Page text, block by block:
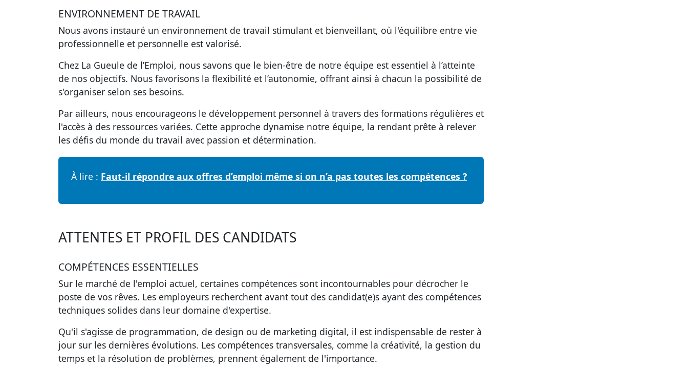
ENVIRONNEMENT DE TRAVAIL
Nous avons instauré un environnement de travail stimulant et bienveillant, où l'équilibre entre vie
professionnelle et personnelle est valorisé.
Chez La Gueule de l’Emploi, nous savons que le bien-être de notre équipe est essentiel à l’atteinte
de nos objectifs. Nous favorisons la flexibilité et l’autonomie, offrant ainsi à chacun la possibilité de
s'organiser selon ses besoins.
Par ailleurs, nous encourageons le développement personnel à travers des formations régulières et
l'accès à des ressources variées. Cette approche dynamise notre équipe, la rendant prête à relever
les défis du monde du travail avec passion et détermination.
À lire : Faut-il répondre aux offres d’emploi même si on n’a pas toutes les compétences ?
ATTENTES ET PROFIL DES CANDIDATS
COMPÉTENCES ESSENTIELLES
Sur le marché de l'emploi actuel, certaines compétences sont incontournables pour décrocher le
poste de vos rêves. Les employeurs recherchent avant tout des candidat(e)s ayant des compétences
techniques solides dans leur domaine d'expertise.
Qu'il s'agisse de programmation, de design ou de marketing digital, il est indispensable de rester à
jour sur les dernières évolutions. Les compétences transversales, comme la créativité, la gestion du
temps et la résolution de problèmes, prennent également de l'importance.